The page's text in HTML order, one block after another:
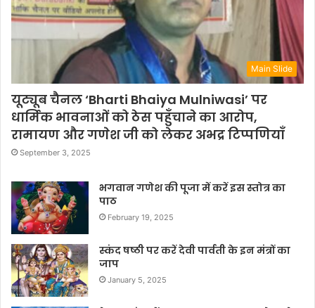
Main Slide
यूट्यूब चैनल ‘Bharti Bhaiya Mulniwasi’ पर
धार्मिक भावनाओं को ठेस पहुँचाने का आरोप,
रामायण और गणेश जी को लेकर अभद्र टिप्पणियाँ
September 3, 2025
भगवान गणेश की पूजा में करें इस स्तोत्र का
पाठ
February 19, 2025
स्कंद षष्ठी पर करें देवी पार्वती के इन मंत्रों का
जाप
January 5, 2025